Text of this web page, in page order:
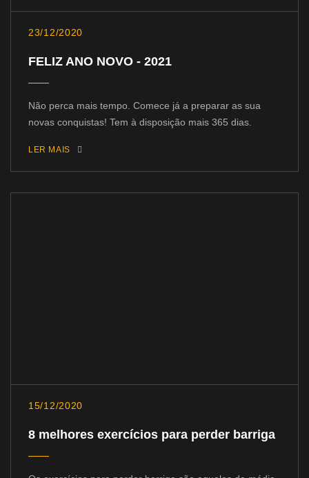
23/12/2020
FELIZ ANO NOVO - 2021
Não perca mais tempo. Comece já a preparar as sua
novas conquistas! Tem à disposição mais 365 dias.
LER MAIS
15/12/2020
8 melhores exercícios para perder barriga